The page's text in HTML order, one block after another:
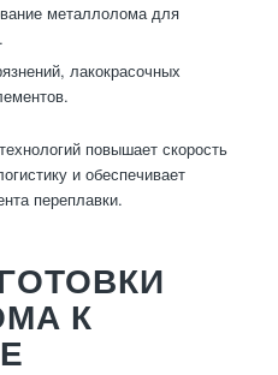
металлолома для
лакокрасочных
повышает скорость
и обеспечивает
переплавки.
К